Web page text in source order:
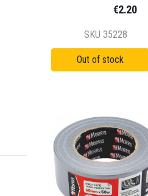
SKU 35228
€2.20